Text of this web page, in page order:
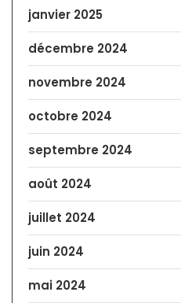
janvier 2025
décembre 2024
novembre 2024
octobre 2024
septembre 2024
août 2024
juillet 2024
juin 2024
mai 2024